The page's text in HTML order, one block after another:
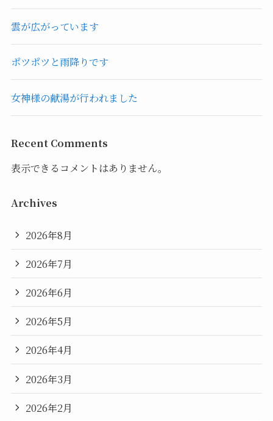
雲が広がっています
ポツポツと雨降りです
女神様の献湯が行われました
Recent Comments
表示できるコメントはありません。
Archives
2026年8月
2026年7月
2026年6月
2026年5月
2026年4月
2026年3月
2026年2月